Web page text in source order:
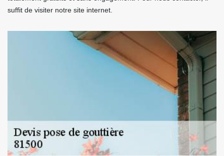
suffit de visiter notre site internet.